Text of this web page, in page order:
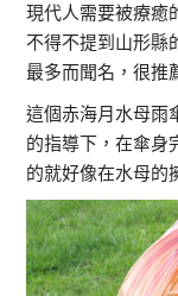
現代人需要被療癒
不得不提到山形縣
最多而聞名，很推
這個赤海月水母雨
的指導下，在傘身
的就好像在水母的